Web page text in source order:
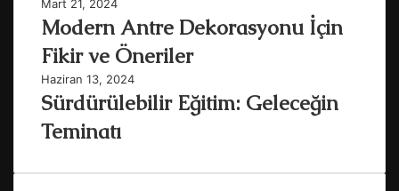
Mart 21, 2024
Modern Antre Dekorasyonu İçin
Fikir ve Öneriler
Haziran 13, 2024
Sürdürülebilir Eğitim: Geleceğin
Teminatı